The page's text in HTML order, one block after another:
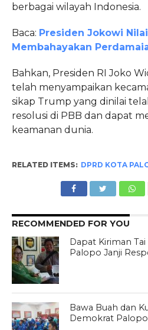
berbagai wilayah Indonesia.
Baca: Presiden Jokowi
Membahayakan
Bahkan, Presiden RI Joko
telah menyampaikan
sikap Trump yang dinilai
resolusi di PBB dan dapat
keamanan dunia.
RELATED ITEMS: DPRD KOTA
RECOMMENDED FOR YOU
Dapat Kiriman
Palopo Janji
Bawa Buah dan
Demokrat